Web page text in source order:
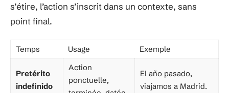
s’étire, l’action s’inscrit dans un contexte, sans
point final.
Temps Usage Exemple
Pretérito
indefinido
Action
ponctuelle,
El año pasado,
viajamos a Madrid.